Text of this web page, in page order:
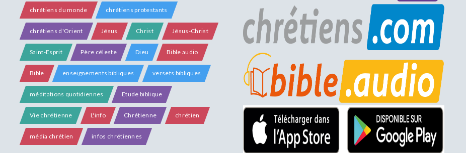
chrétiens du monde chrétiens protestants
chrétiens d'Orient Jésus Christ Jésus-Christ
Saint-Esprit Père céleste Dieu Bible audio
Bible enseignements bibliques versets bibliques
méditations quotidiennes Etude biblique
Vie chrétienne L'info Chrétienne chrétien
média chrétien infos chrétiennes